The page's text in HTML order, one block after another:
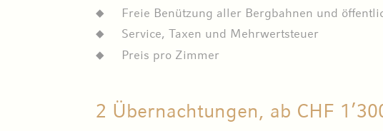
Freie Benützung aller Bergbahnen und
Service, Taxen und Mehrwertsteuer
Preis pro Zimmer
2 Übernachtungen, ab CHF